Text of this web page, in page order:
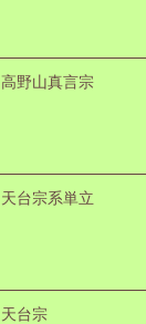
高野山真言宗
天台宗系単立
天台宗